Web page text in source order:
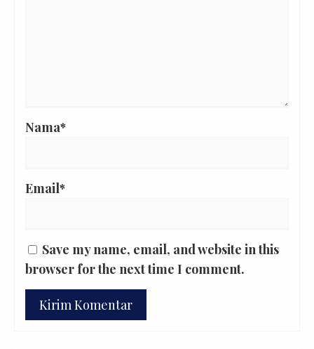
Nama*
Email*
Save my name, email, and website in this
browser for the next time I comment.